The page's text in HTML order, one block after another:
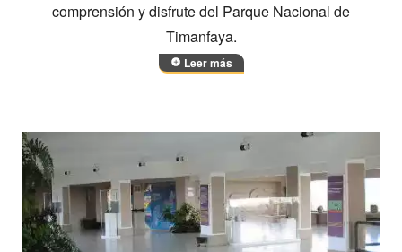
comprensión y disfrute del Parque Nacional de
Timanfaya.
Leer más